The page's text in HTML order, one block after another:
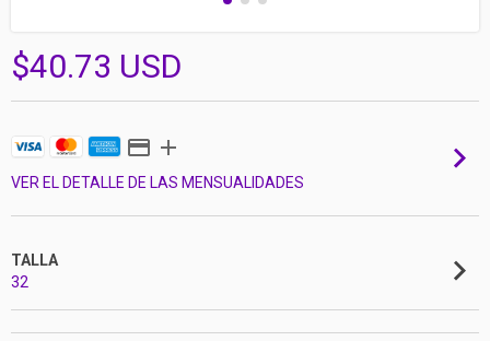
$40.73 USD
VER EL DETALLE DE LAS MENSUALIDADES
TALLA
32